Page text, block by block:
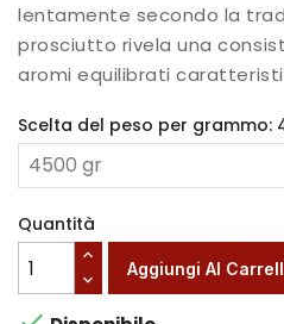
lentamente secondo la
prosciutto rivela una
aromi equilibrati
Scelta del peso per grammo:
Quantità
Aggiungi Al